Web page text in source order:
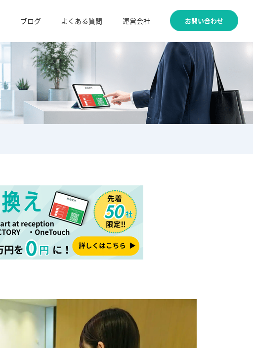
ブログ よくある質問 運営会社 お問い合わせ